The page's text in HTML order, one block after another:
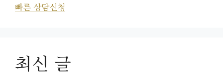
빠른 상담신청
최신 글